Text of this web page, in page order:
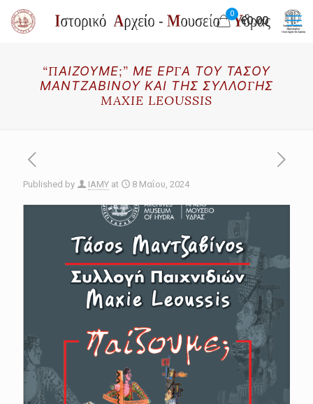
0
€0.00
“ΠΑΙΖΟΥΜΕ;” ΜΕ ΕΡΓΑ ΤΟΥ ΤΑΣΟΥ
ΜΑΝΤΖΑΒΙΝΟΥ ΚΑΙ ΤΗΣ ΣΥΛΛΟΓΗΣ
MAXIE LEOUSSIS
Published by IAMY at 8 Μαΐου, 2024